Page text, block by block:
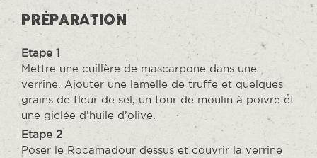
PRÉPARATION
Etape 1
Mettre une cuillère de mascarpone dans une
verrine. Ajouter une lamelle de truffe et quelques
grains de fleur de sel, un tour de moulin à poivre et
une giclée d’huile d’olive.
Etape 2
Poser le Rocamadour dessus et couvrir la verrine